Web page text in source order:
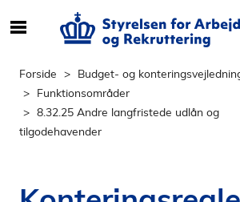
e
f
Forside
Budget- og
Funktionsområder
8.32.25 Andre langfristede udlån og
tilgodehavender